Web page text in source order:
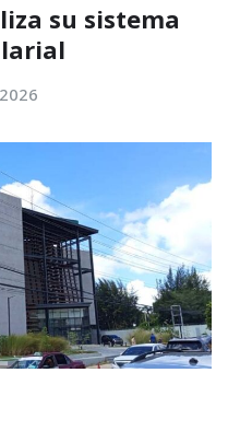
su sistema